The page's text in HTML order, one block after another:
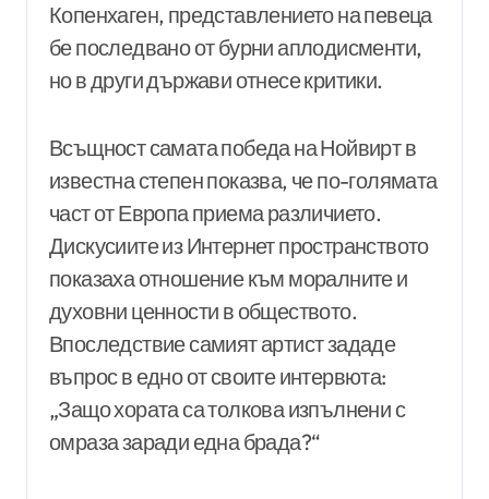
Копенхаген, представлението на певеца
бе последвано от бурни аплодисменти,
но в други държави отнесе критики.
Всъщност самата победа на Нойвирт в
известна степен показва, че по-голямата
част от Европа приема различието.
Дискусиите из Интернет пространството
показаха отношение към моралните и
духовни ценности в обществото.
Впоследствие самият артист зададе
въпрос в едно от своите интервюта:
„Защо хората са толкова изпълнени с
омраза заради една брада?“